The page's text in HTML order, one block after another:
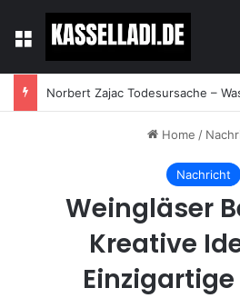
Menu
Home /
Nachricht
Weingläser
Kreative